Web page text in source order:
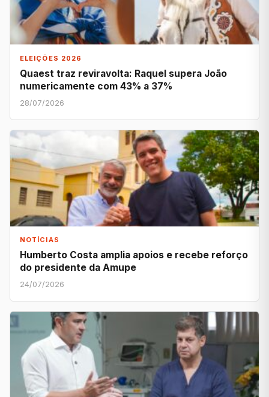
ELEIÇÕES 2026
Quaest traz reviravolta: Raquel supera João
numericamente com 43% a 37%
28/07/2026
NOTÍCIAS
Humberto Costa amplia apoios e recebe reforço
do presidente da Amupe
24/07/2026